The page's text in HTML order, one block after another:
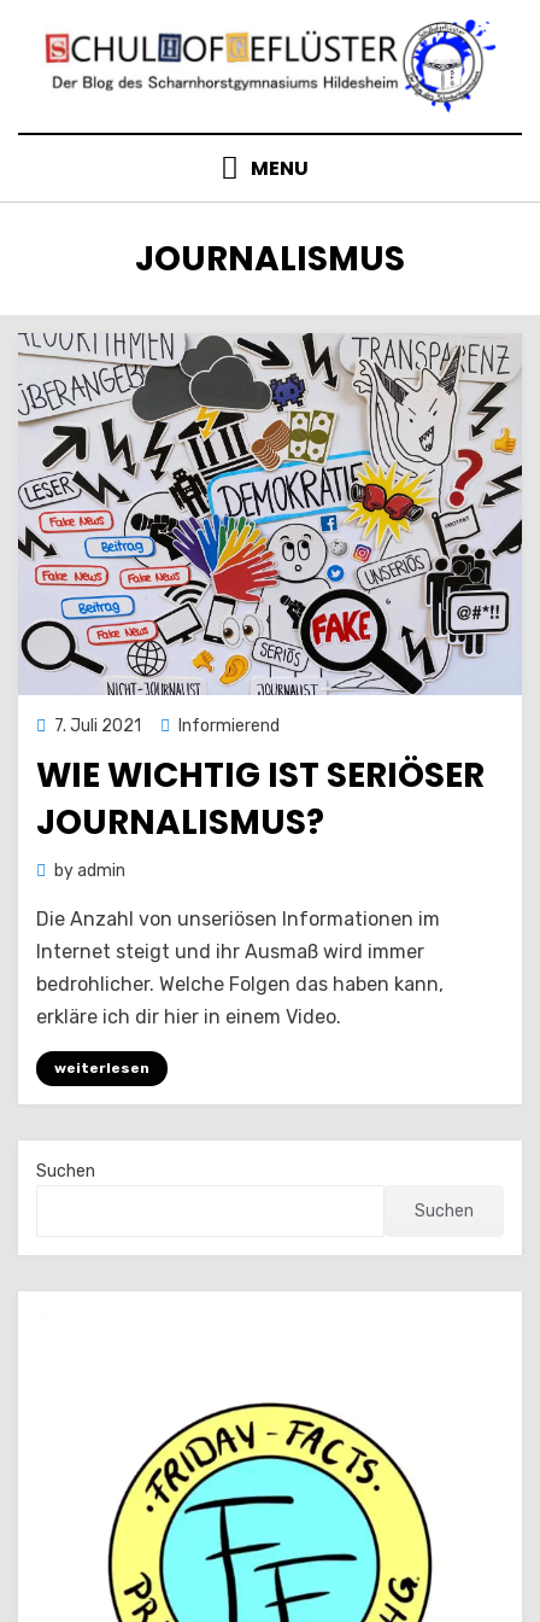
content
MENU
SCHLAGWORT
:
JOURNALISMUS
Posted
7. Juli 2021 Informierend
WIE WICHTIG IST SERIÖSER
JOURNALISMUS?
byadmin
Die Anzahl von unseriösen Informationen im
Internet steigt und ihr Ausmaß wird immer
bedrohlicher. Welche Folgen das haben kann,
erkläre ich dir hier in einem Video.
weiterlesen
Suchen
Suchen